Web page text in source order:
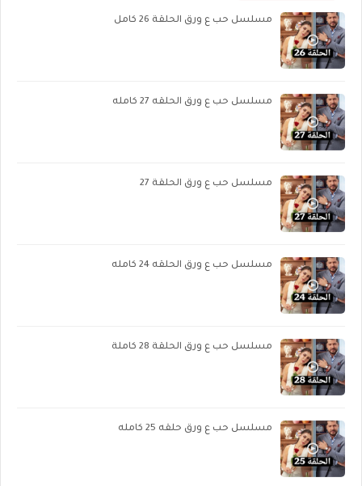
مسلسل حب ع ورق الحلقة 26 كامل
مسلسل حب ع ورق الحلقه 27 كامله
مسلسل حب ع ورق الحلقة 27
مسلسل حب ع ورق الحلقه 24 كامله
مسلسل حب ع ورق الحلقة 28 كاملة
مسلسل حب ع ورق حلقه 25 كامله